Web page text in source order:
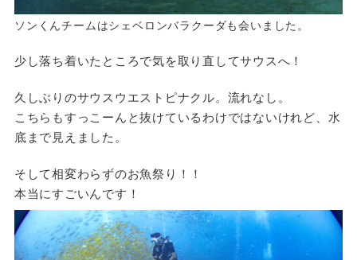
ソンくんチームはシェベロンバラクーダも会いました。
少し落ち着いたところで気を取り直してサウスへ！
久しぶりのサウスウエストピナクル。流れなし。
こちらもすっこーんと抜けているわけではないけれど、水
底まで見えました。
そして相変わらずのお魚祭り！！
本当にすごいんです！